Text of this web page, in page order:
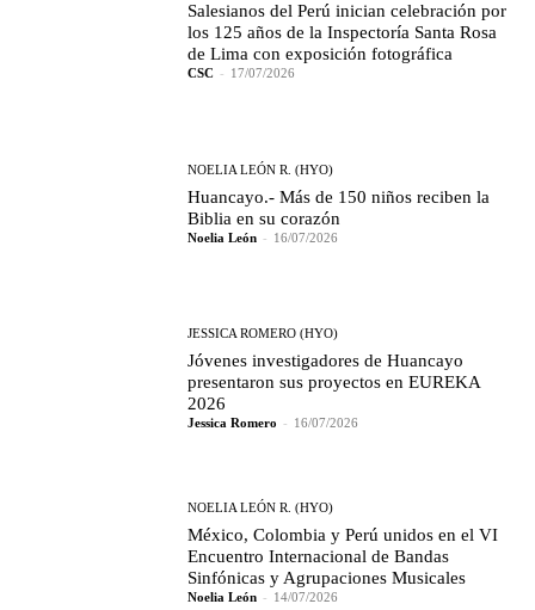
Salesianos del Perú inician celebración por
los 125 años de la Inspectoría Santa Rosa
de Lima con exposición fotográfica
CSC - 17/07/2026
NOELIA LEÓN R. (HYO)
Huancayo.- Más de 150 niños reciben la
Biblia en su corazón
Noelia León - 16/07/2026
JESSICA ROMERO (HYO)
Jóvenes investigadores de Huancayo
presentaron sus proyectos en EUREKA
2026
Jessica Romero - 16/07/2026
NOELIA LEÓN R. (HYO)
México, Colombia y Perú unidos en el VI
Encuentro Internacional de Bandas
Sinfónicas y Agrupaciones Musicales
Noelia León - 14/07/2026